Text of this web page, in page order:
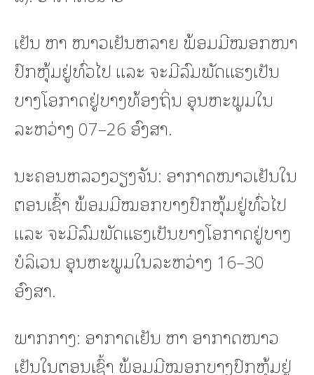
ເຢັນ ຫາ ໜາວເຢັນຫລາຍ ພ້ອມມີໝອກໜາ
ປົກຫຸ້ມຢູ່ທົ່ວໄປ ແລະ ຈະມີລົມພັດແຮງເປັນ
ບາງໂອກາດຢູ່ບາງທ້ອງຖິ່ນ ອຸນຫະພູມໃນ
ລະຫວ່າງ 07–26 ອົງສາ.
ນະຄອນຫລວງວຽງຈັນ: ອາກາດໜາວເຢັນໃນ
ຕອນເຊົ້າ ພ້ອມມີໝອກບາງປົກຫຸ້ມຢູ່ທົ່ວໄປ
ແລະ ຈະມີລົມພັດແຮງເປັນບາງໂອກາດຢູ່ບາງ
ບໍລິເວນ ອຸນຫະພູມໃນລະຫວ່າງ 16–30
ອົງສາ.
ພາກກາງ: ອາກາດເຢັນ ຫາ ອາກາດໜາວ
ເຢັນໃນຕອນເຊົ້າ ພ້ອມມີໝອກບາງປົກຫຸ້ມຢູ່